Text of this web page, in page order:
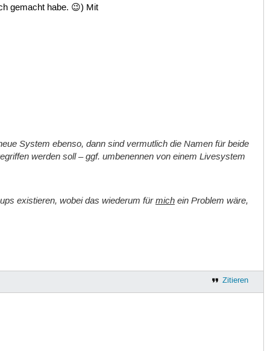
gemacht habe. 😉) Mit
System ebenso, dann sind vermutlich die Namen für beide
werden soll – ggf. umbenennen von einem Livesystem
existieren, wobei das wiederum fürmichein Problem wäre,
Zitieren